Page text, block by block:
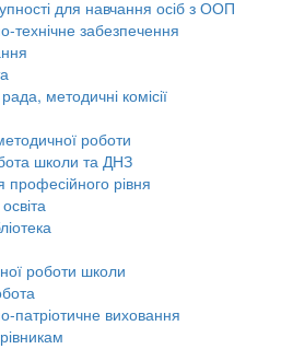
для навчання осіб з ООП
технічне забезпечення
методичні комісії
роботи
школи та ДНЗ
професійного рівня
роботи школи
патріотичне виховання